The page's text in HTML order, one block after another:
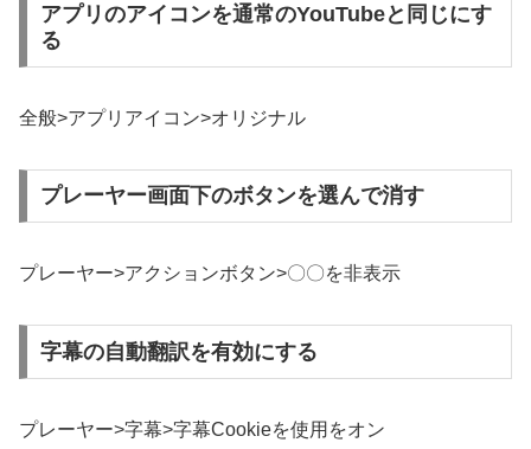
アプリのアイコンを通常のYouTubeと同じにす
る
全般>アプリアイコン>オリジナル
プレーヤー画面下のボタンを選んで消す
プレーヤー>アクションボタン>〇〇を非表示
字幕の自動翻訳を有効にする
プレーヤー>字幕>字幕Cookieを使用をオン